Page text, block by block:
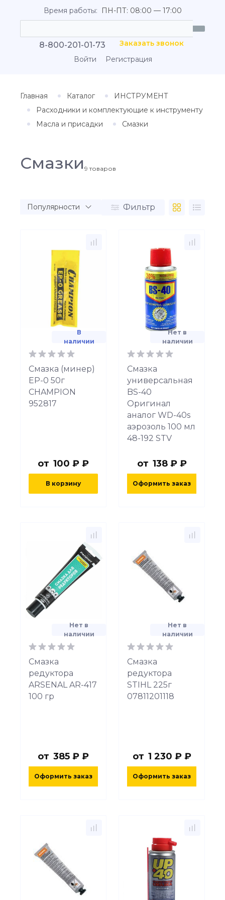
Время работы: ПН-ПТ: 08:00 — 17:00
8-800-201-01-73
Заказать звонок
Войти
Регистрация
Главная Каталог
ИНСТРУМЕНТ
Расходники и комплектующие к инструменту
Масла и присадки
Смазки
Смазки 9 товаров
Фильтр
В
наличии
Смазка (минер)
ЕР-0 50г
CHAMPION
952817
от 100 ₽ ₽
В корзину
Нет в
наличии
Смазка
универсальная
BS-40
Оригинал
аналог WD-40s
аэрозоль 100 мл
48-192 STV
от 138 ₽ ₽
Оформить заказ
Нет в
наличии
Смазка
редуктора
ARSENAL AR-417
100 гр
от 385 ₽ ₽
Оформить заказ
Нет в
наличии
Смазка
редуктора
STIHL 225г
07811201118
от 1 230 ₽ ₽
Оформить заказ